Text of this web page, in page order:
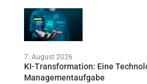
7. August 2026
KI-Transformation: Eine
Managementaufgabe